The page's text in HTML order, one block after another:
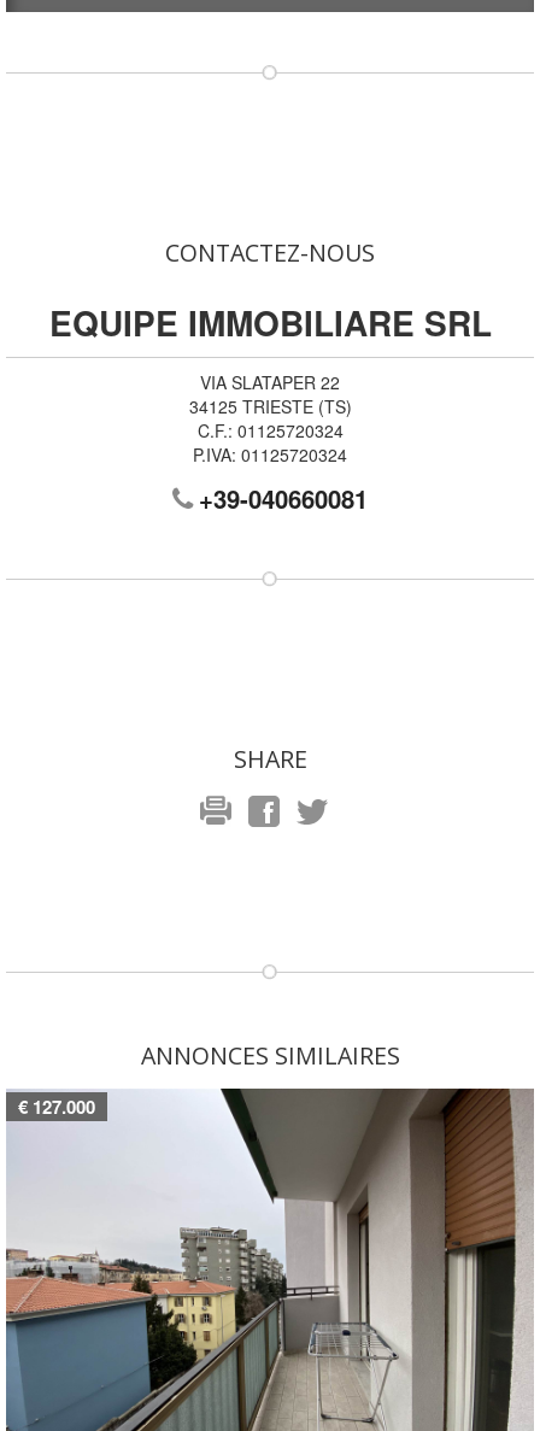
CONTACTEZ-NOUS
EQUIPE IMMOBILIARE SRL
VIA SLATAPER 22
34125 TRIESTE(TS)
C.F.: 01125720324
P.IVA: 01125720324
+39-040660081
SHARE
ANNONCES SIMILAIRES
€ 127.000